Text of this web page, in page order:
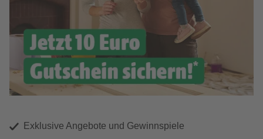
Exklusive Angebote und Gewinnspiele